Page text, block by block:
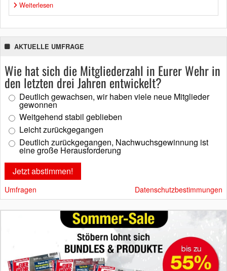
Weiterlesen
AKTUELLE UMFRAGE
Wie hat sich die Mitgliederzahl in Eurer Wehr in
den letzten drei Jahren entwickelt?
Deutlich gewachsen, wir haben viele neue Mitglieder
gewonnen
Weitgehend stabil geblieben
Leicht zurückgegangen
Deutlich zurückgegangen, Nachwuchsgewinnung ist
eine große Herausforderung
Umfragen Datenschutzbestimmungen